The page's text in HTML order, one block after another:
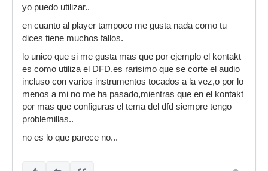
yo puedo utilizar..
en cuanto al player tampoco me gusta nada como tu
dices tiene muchos fallos.
lo unico que si me gusta mas que por ejemplo el kontakt
es como utiliza el DFD.es rarisimo que se corte el audio
incluso con varios instrumentos tocados a la vez,o por lo
menos a mi no me ha pasado,mientras que en el kontakt
por mas que configuras el tema del dfd siempre tengo
problemillas..
no es lo que parece no...